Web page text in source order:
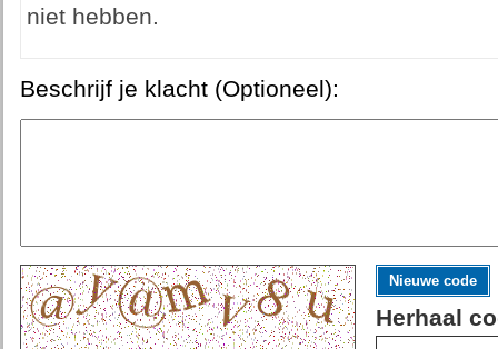
niet hebben.
Beschrijf je klacht (Optioneel):
Nieuwe code
Herhaal